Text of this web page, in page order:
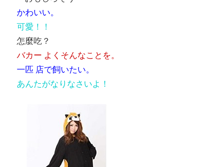
かわいい。
可愛！！
怎麼吃？
バカー よくそんなことを。
一匹 店で飼いたい。
あんたがなりなさいよ！